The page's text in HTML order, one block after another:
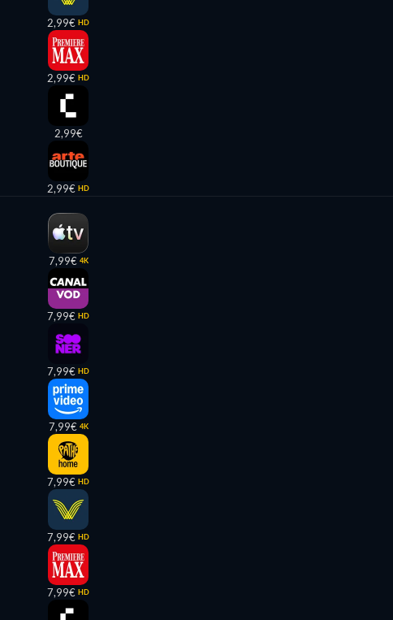
2,99€ HD
2,99€ HD
2,99€
2,99€ HD
7,99€ 4K
7,99€ HD
7,99€ HD
7,99€ 4K
7,99€ HD
7,99€ HD
7,99€ HD